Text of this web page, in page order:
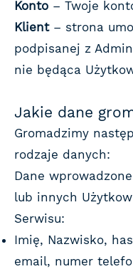
Konto – Twoje
Klient – strona
podpisanej z
nie będąca
Jakie dane
Gromadzimy
rodzaje danych:
Dane
lub innych
Serwisu:
Imię, Nazwisko,
email, numer